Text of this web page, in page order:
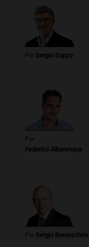
Episodios
Por Sergio Suppo
Por
Federico Albarenque
Por Sergio Berensztein